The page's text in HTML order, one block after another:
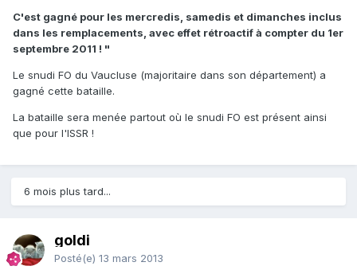
C'est gagné pour les mercredis, samedis et dimanches inclus
dans les remplacements, avec effet rétroactif à compter du 1er
septembre 2011 ! "
Le snudi FO du Vaucluse (majoritaire dans son département) a
gagné cette bataille.
La bataille sera menée partout où le snudi FO est présent ainsi
que pour l'ISSR !
6 mois plus tard...
goldi
Posté(e) 13 mars 2013